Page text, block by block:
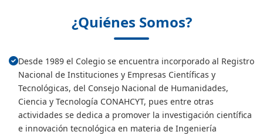
¿Quiénes Somos?
Desde 1989 el Colegio se encuentra incorporado al Registro
Nacional de Instituciones y Empresas Científicas y
Tecnológicas, del Consejo Nacional de Humanidades,
Ciencia y Tecnología CONAHCYT, pues entre otras
actividades se dedica a promover la investigación científica
e innovación tecnológica en materia de Ingeniería